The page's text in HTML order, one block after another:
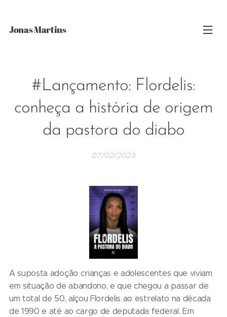
Jonas Martins
#Lançamento: Flordelis:
conheça a história de origem
da pastora do diabo
07/02/2023
A suposta adoção crianças e adolescentes que viviam
em situação de abandono, e que chegou a passar de
um total de 50, alçou Flordelis ao estrelato na década
de 1990 e até ao cargo de deputada federal. Em